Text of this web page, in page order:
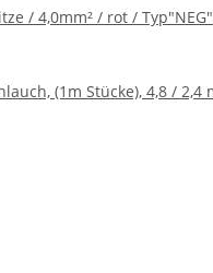
/ 4,0mm² / rot / Typ"NEG"